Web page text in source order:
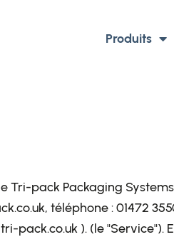
Produits
pack Packaging Systems
téléphone : 01472
pack.co.uk ). (le